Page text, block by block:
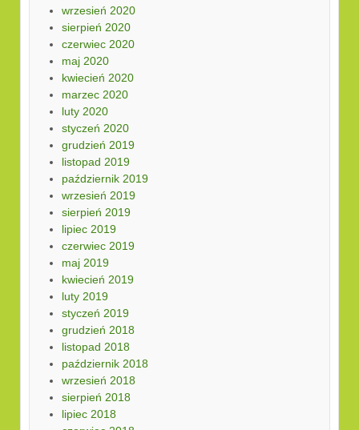
wrzesień 2020
sierpień 2020
czerwiec 2020
maj 2020
kwiecień 2020
marzec 2020
luty 2020
styczeń 2020
grudzień 2019
listopad 2019
październik 2019
wrzesień 2019
sierpień 2019
lipiec 2019
czerwiec 2019
maj 2019
kwiecień 2019
luty 2019
styczeń 2019
grudzień 2018
listopad 2018
październik 2018
wrzesień 2018
sierpień 2018
lipiec 2018